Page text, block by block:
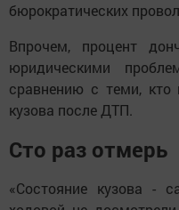
бюрократических
Впрочем, процент
юридическими
сравнению с теми,
кузова после ДТП.
Сто раз отмерь
«Состояние кузова -